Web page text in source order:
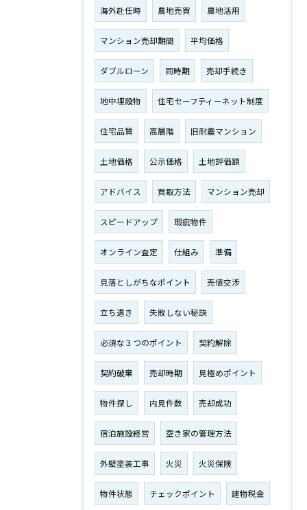
海外赴任時 農地売買 農地活用
マンション売却期間 平均価格
ダブルローン 同時期 売却手続き
地中埋設物 住宅セーフティーネット制度
住宅品質 高層階 旧耐震マンション
土地価格 公示価格 土地評価額
アドバイス 買取方法 マンション売却
スピードアップ 瑕疵物件
オンライン査定 仕組み 準備
見落としがちなポイント 売値交渉
立ち退き 失敗しない秘訣
必須な３つのポイント 契約解除
契約破棄 売却時期 見極めポイント
物件探し 内見件数 売却成功
宿泊施設経営 空き家の管理方法
外壁塗装工事 火災 火災保険
物件状態 チェックポイント 建物税金